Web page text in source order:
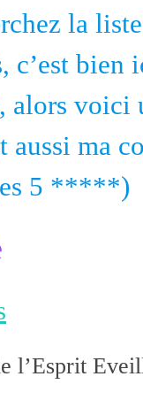
la
c’est bien
alors voici
aussi ma
5 *****)
l’Esprit